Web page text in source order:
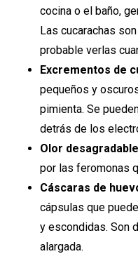
cocina o el baño,
Las cucarachas
probable verlas
Excrementos de
pequeños y
pimienta. Se
detrás de los
Olor desagradable
por las feromonas
Cáscaras de
cápsulas que
y escondidas. Son
alargada.